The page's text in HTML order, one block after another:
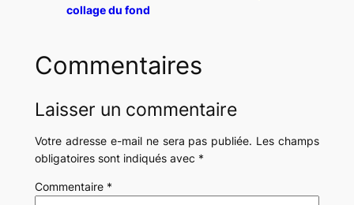
collage du fond
Commentaires
Laisser un commentaire
Votre adresse e-mail ne sera pas publiée. Les champs
obligatoires sont indiqués avec *
Commentaire *